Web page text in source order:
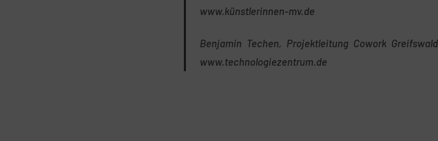
www.künstlerinnen-mv.de
Benjamin Techen, Projektleitung Cowork
www.technologiezentrum.de